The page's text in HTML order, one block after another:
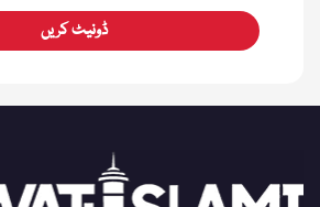
ڈونیٹ کریں